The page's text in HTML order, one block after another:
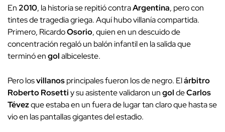
En 2010, la historia se repitió contraArgentina, pero con
tintes de tragedia griega. Aquí hubo villanía compartida.
Primero, RicardoOsorio, quien en un descuido de
concentración regaló un balón infantil en la salida que
terminó engolalbiceleste.
Pero losvillanosprincipales fueron los de negro. Elárbitro
Roberto Rosettiy su asistente validaron ungoldeCarlos
Tévezque estaba en un fuera de lugar tan claro que hasta se
vio en las pantallas gigantes del estadio.